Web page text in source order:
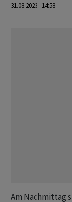
31.08.2023 14:58
Am Nachmittag